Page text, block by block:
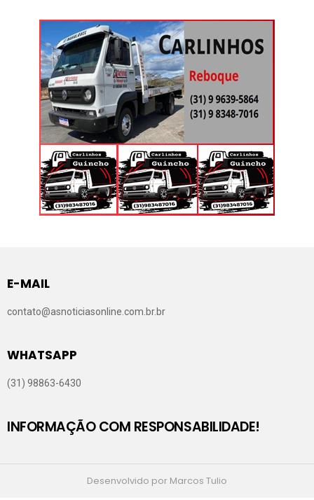
E-MAIL
contato@asnoticiasonline.com.br.br
WHATSAPP
(31) 98863-6430
INFORMAÇÃO COM RESPONSABILIDADE!
Desenvolvido por Marcos Tulio